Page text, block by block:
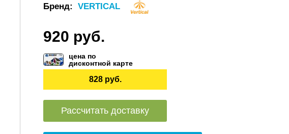
Бренд: VERTICAL
920 руб.
цена по
дисконтной карте
828 руб.
Рассчитать доставку